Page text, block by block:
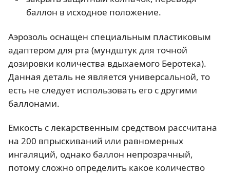
баллон в исходное положение.
Аэрозоль оснащен специальным пластиковым
адаптером для рта (мундштук для точной
дозировки количества вдыхаемого Беротека).
Данная деталь не является универсальной, то
есть не следует использовать его с другими
баллонами.
Емкость с лекарственным средством рассчитана
на 200 впрыскиваний или равномерных
ингаляций, однако баллон непрозрачный,
потому сложно определить какое количество